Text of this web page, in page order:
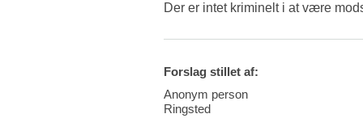
Der er intet kriminelt i at være
Forslag stillet af:
Anonym person
Ringsted